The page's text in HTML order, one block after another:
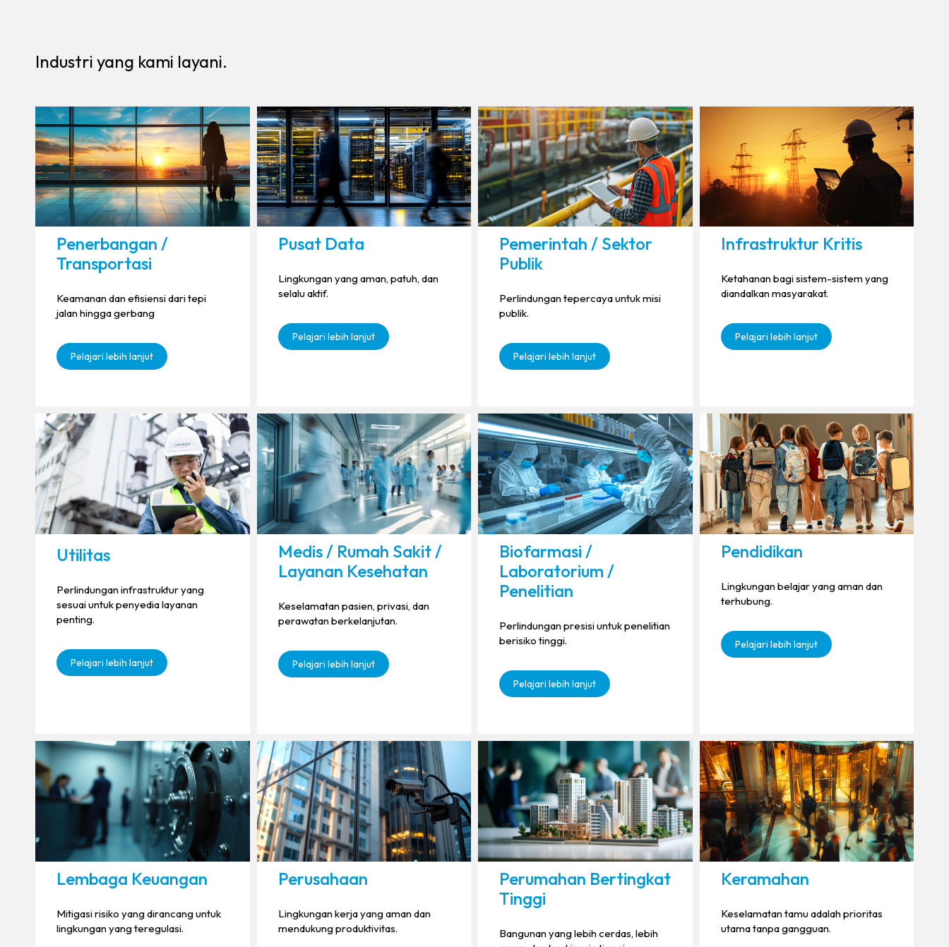
Industri yang kami layani.
Penerbangan /
Transportasi
Keamanan dan efisiensi dari tepi
jalan hingga gerbang
Pelajari lebih lanjut
Pusat Data
Lingkungan yang aman, patuh, dan
selalu aktif.
Pelajari lebih lanjut
Pemerintah / Sektor
Publik
Perlindungan tepercaya untuk misi
publik.
Pelajari lebih lanjut
Infrastruktur Kritis
Ketahanan bagi sistem-sistem yang
diandalkan masyarakat.
Pelajari lebih lanjut
Utilitas
Perlindungan infrastruktur yang
sesuai untuk penyedia layanan
penting.
Pelajari lebih lanjut
Medis / Rumah Sakit /
Layanan Kesehatan
Keselamatan pasien, privasi, dan
perawatan berkelanjutan.
Pelajari lebih lanjut
Biofarmasi /
Laboratorium /
Penelitian
Perlindungan presisi untuk penelitian
berisiko tinggi.
Pelajari lebih lanjut
Pendidikan
Lingkungan belajar yang aman dan
terhubung.
Pelajari lebih lanjut
Lembaga Keuangan
Mitigasi risiko yang dirancang untuk
lingkungan yang teregulasi.
Perusahaan
Lingkungan kerja yang aman dan
mendukung produktivitas.
Perumahan Bertingkat
Tinggi
Bangunan yang lebih cerdas, lebih
Keramahan
Keselamatan tamu adalah prioritas
utama tanpa gangguan.